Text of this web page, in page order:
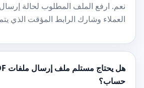
العملاء وشارك الرابط المؤقت الذي
حساب؟